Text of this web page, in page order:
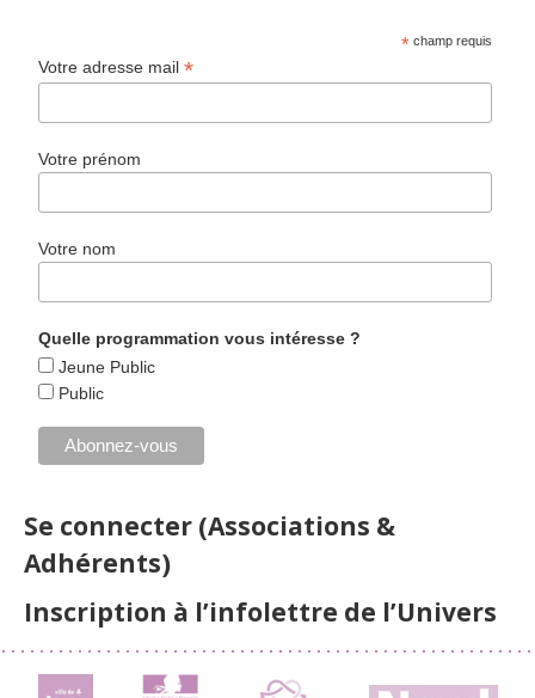
* champ requis
Votre adresse mail*
Votre prénom
Votre nom
Quelle programmation vous intéresse ?
Jeune Public
Public
Se connecter (Associations &
Adhérents)
Inscription à l’infolettre de l’Univers